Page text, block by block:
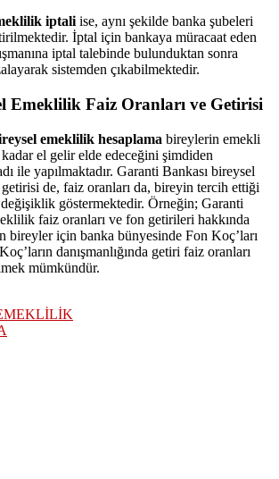
iptali ise, aynı şekilde banka şubeleri
İptal için bankaya müracaat eden
iptal talebinde bulunduktan sonra
sistemden çıkabilmektedir.
Emeklilik Faiz Oranları ve Getirisi
emeklilik hesaplama bireylerin emekli
el gelir elde edeceğini şimdiden
ile yapılmaktadır. Garanti Bankası bireysel
de, faiz oranları da, bireyin tercih ettiği
değişiklik göstermektedir. Örneğin; Garanti
faiz oranları ve fon getirileri hakkında
bireyler için banka bünyesinde Fon Koç’ları
danışmanlığında getiri faiz oranları
mümkündür.